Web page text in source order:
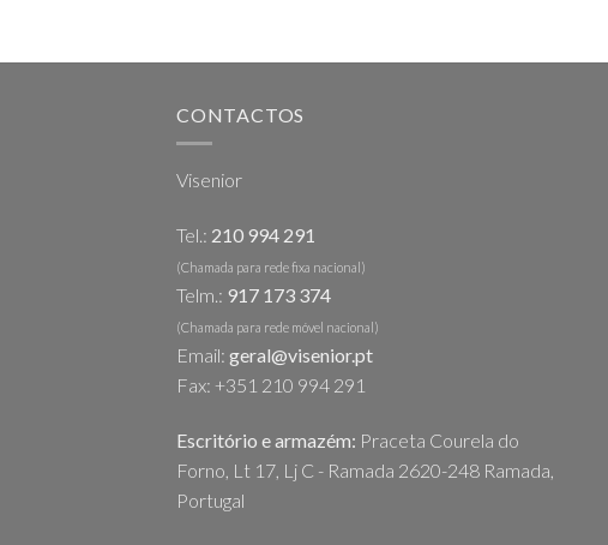
CONTACTOS
Visenior
Tel.: 210 994 291
(Chamada para rede fixa nacional)
Telm.: 917 173 374
(Chamada para rede móvel nacional)
Email: geral@visenior.pt
Fax: +351 210 994 291
Escritório e armazém: Praceta Courela do
Forno, Lt 17, Lj C - Ramada 2620-248 Ramada,
Portugal